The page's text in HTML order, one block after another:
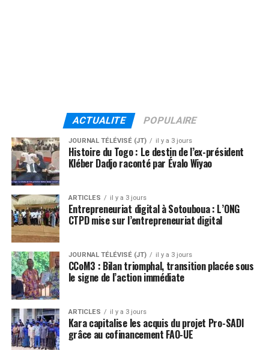
ACTUALITE POPULAIRE
JOURNAL TÉLÉVISÉ (JT) il y a 3 jours
Histoire du Togo : Le destin de l’ex-président
Kléber Dadjo raconté par Évalo Wiyao
ARTICLES il y a 3 jours
Entrepreneuriat digital à Sotouboua : L’ONG
CTPD mise sur l’entrepreneuriat digital
JOURNAL TÉLÉVISÉ (JT) il y a 3 jours
CCoM3 : Bilan triomphal, transition placée sous
le signe de l’action immédiate
ARTICLES il y a 3 jours
Kara capitalise les acquis du projet Pro-SADI
grâce au cofinancement FAO-UE